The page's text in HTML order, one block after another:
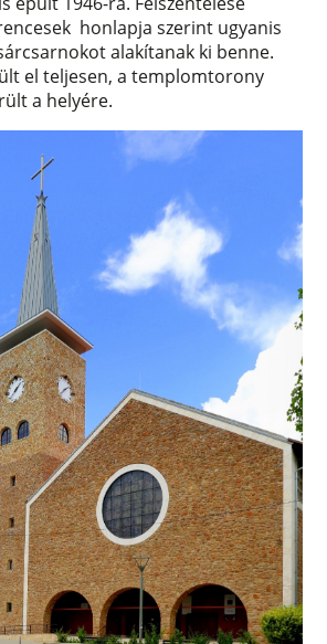
honlapja szerint ugyanis
alakítanak ki benne.
el teljesen, a templomtorony
a helyére.